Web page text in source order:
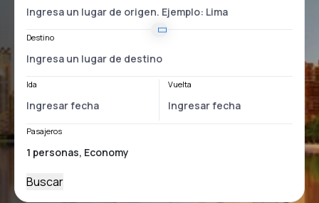
Destino
Ida Vuelta
Pasajeros
Buscar